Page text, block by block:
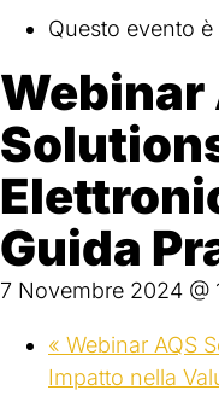
Questo evento è
Webinar
Guida
7 Novembre 2024 @
« Webinar AQS
Impatto nella